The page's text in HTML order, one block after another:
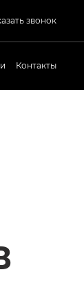
звонок
Контакты